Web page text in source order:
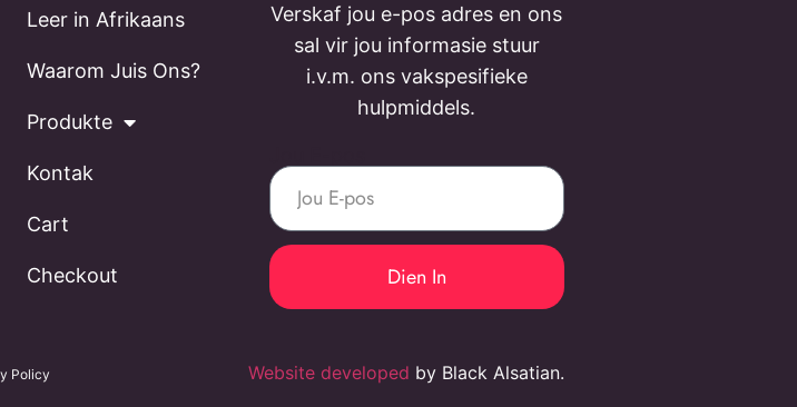
Leer in Afrikaans
Waarom Juis Ons?
Produkte
Kontak
Cart
Checkout
Verskaf jou e-pos adres en ons
sal vir jou informasie stuur
i.v.m. ons vakspesifieke
hulpmiddels.
Dien In
Policy Website developed by Black Alsatian.